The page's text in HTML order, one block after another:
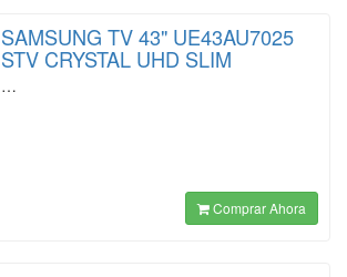
SAMSUNG TV 43" UE43AU7025
STV CRYSTAL UHD SLIM
…
Comprar Ahora